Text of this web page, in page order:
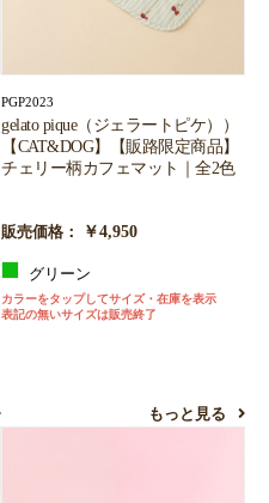
PGP2023
gelato pique（ジェラートピケ））
【CAT&DOG】【販路限定商品】
チェリー柄カフェマット｜全2色
販売価格： ￥4,950
グリーン
カラーをタップしてサイズ・在庫を表示
表記の無いサイズは販売終了
もっと見る